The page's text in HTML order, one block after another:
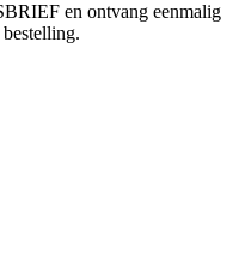
en ontvang eenmalig